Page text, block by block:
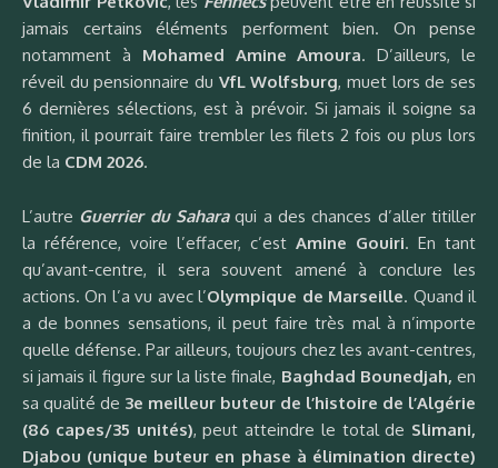
jamais certains éléments performent bien. On pense
notamment à Mohamed Amine Amoura. D’ailleurs, le
réveil du pensionnaire du VfL Wolfsburg, muet lors de ses
6 dernières sélections, est à prévoir. Si jamais il soigne sa
finition, il pourrait faire trembler les filets 2 fois ou plus lors
de la CDM 2026.
L’autre Guerrier du Sahara qui a des chances d’aller titiller
la référence, voire l’effacer, c’est Amine Gouiri. En tant
qu’avant-centre, il sera souvent amené à conclure les
actions. On l’a vu avec l’Olympique de Marseille. Quand il
a de bonnes sensations, il peut faire très mal à n’importe
quelle défense. Par ailleurs, toujours chez les avant-centres,
si jamais il figure sur la liste finale, Baghdad Bounedjah, en
sa qualité de 3e meilleur buteur de l’histoire de l’Algérie
(86 capes/35 unités), peut atteindre le total de Slimani,
Djabou (unique buteur en phase à élimination directe)